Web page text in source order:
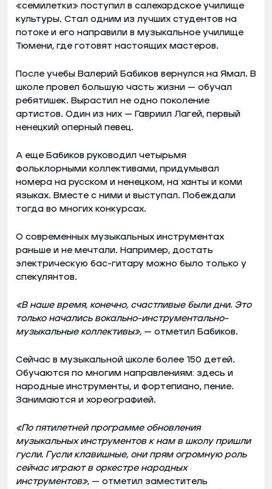
«семилетки» поступил в салехардское училище
культуры. Стал одним из лучших студентов на
потоке и его направили в музыкальное училище
Тюмени, где готовят настоящих мастеров.
После учебы Валерий Бабиков вернулся на Ямал. В
школе провел большую часть жизни — обучал
ребятишек. Вырастил не одно поколение
артистов. Один из них — Гавриил Лагей, первый
ненецкий оперный певец.
А еще Бабиков руководил четырьмя
фольклорными коллективами, придумывал
номера на русском и ненецком, на ханты и коми
языках. Вместе с ними и выступал. Побеждали
тогда во многих конкурсах.
О современных музыкальных инструментах
раньше и не мечтали. Например, достать
электрическую бас-гитару можно было только у
спекулянтов.
«В наше время, конечно, счастливые были дни. Это
только начались вокально-инструментально-
музыкальные коллективы», — отметил Бабиков.
Сейчас в музыкальной школе более 150 детей.
Обучаются по многим направлениям: здесь и
народные инструменты, и фортепиано, пение.
Занимаются и хореографией.
«По пятилетней программе обновления
музыкальных инструментов к нам в школу пришли
гусли. Гусли клавишные, они прям огромную роль
сейчас играют в оркестре народных
инструментов», — отметил заместитель